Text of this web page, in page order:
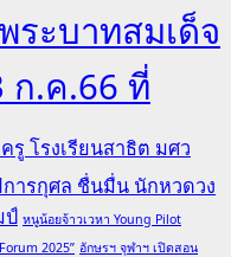
ระบาทสมเด็จ
ก.ค.66 ที่
โรงเรียนสาธิต มศว
ารกุศล ชื่นมื่น นักหวดวง
ป์ หนูน้อยจ้าวเวหา Young Pilot
2025” อักษรฯ จุฬาฯ เปิดสอน